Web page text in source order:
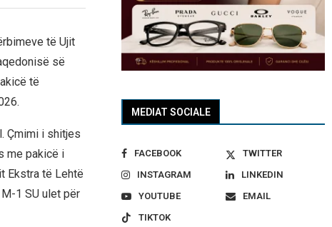
të Ujit
së
të
Çmimi i shitjes
me pakicë i
Ekstra të Lehtë
1 SU ulet për
MEDIAT SOCIALE
FACEBOOK
TWITTER
INSTAGRAM
LINKEDIN
YOUTUBE
EMAIL
TIKTOK